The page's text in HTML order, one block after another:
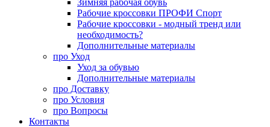
Зимняя рабочая обувь
Рабочие кроссовки ПРОФИ Спорт
Рабочие кроссовки - модный тренд или
необходимость?
Дополнительные материалы
про Уход
Уход за обувью
Дополнительные материалы
про Доставку
про Условия
про Вопросы
Контакты